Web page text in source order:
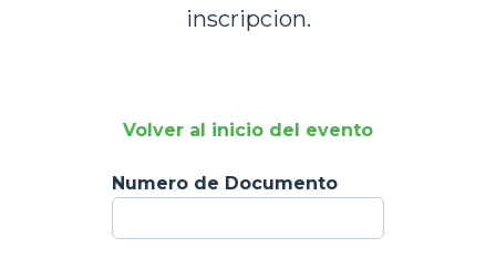
inscripcion.
Volver al inicio del evento
Numero de Documento